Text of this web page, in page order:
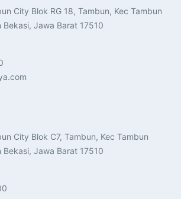
City Blok RG 18, Tambun, Kec Tambun
Jawa Barat 17510​
City Blok C7, Tambun, Kec Tambun
Jawa Barat 17510​